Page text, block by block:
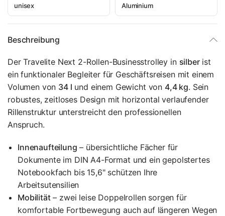
unisex Aluminium
Beschreibung
Der Travelite Next 2-Rollen-Businesstrolley in silberist
ein funktionaler Begleiter für Geschäftsreisen mit einem
Volumen von 34 l und einem Gewicht von 4,4 kg. Sein
robustes, zeitloses Design mit horizontal verlaufender
Rillenstruktur unterstreicht den professionellen
Anspruch.
Innenaufteilung – übersichtliche Fächer für
Dokumente im DIN A4-Format und ein gepolstertes
Notebookfach bis 15,6" schützen Ihre
Arbeitsutensilien
Mobilität– zwei leise Doppelrollen sorgen für
komfortable Fortbewegung auch auf längeren Wegen